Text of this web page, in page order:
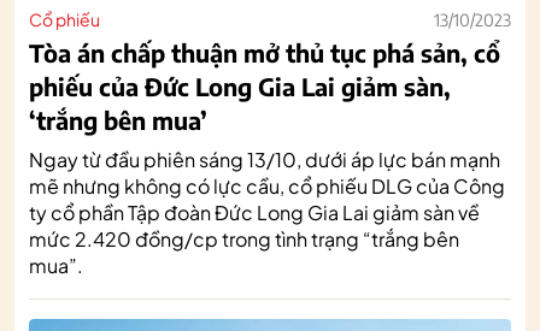
Cổ phiếu 13/10/2023
Tòa án chấp thuận mở thủ tục phá sản, cổ
phiếu của Đức Long Gia Lai giảm sàn,
‘trắng bên mua’
Ngay từ đầu phiên sáng 13/10, dưới áp lực bán mạnh
mẽ nhưng không có lực cầu, cổ phiếu DLG của Công
ty cổ phần Tập đoàn Đức Long Gia Lai giảm sàn về
mức 2.420 đồng/cp trong tình trạng “trắng bên
mua”.